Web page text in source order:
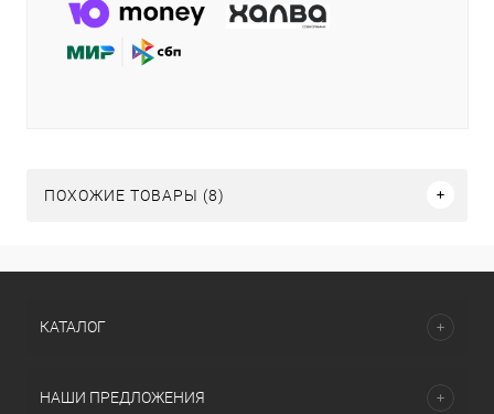
ПОХОЖИЕ ТОВАРЫ (8)
КАТАЛОГ
НАШИ ПРЕДЛОЖЕНИЯ